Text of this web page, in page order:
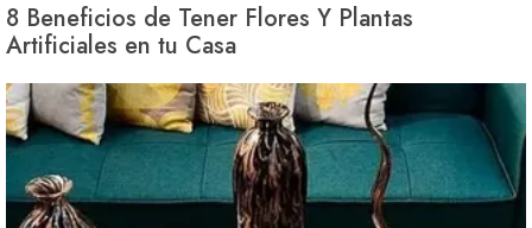
8 Beneficios de Tener Flores Y Plantas
Artificiales en tu Casa